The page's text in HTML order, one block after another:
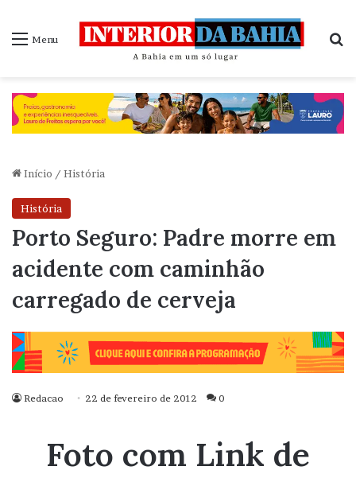
Menu
Início / História
História
Porto Seguro: Padre morre em
acidente com caminhão
carregado de cerveja
Redacao 22 de fevereiro de 2012 0
Foto com Link de